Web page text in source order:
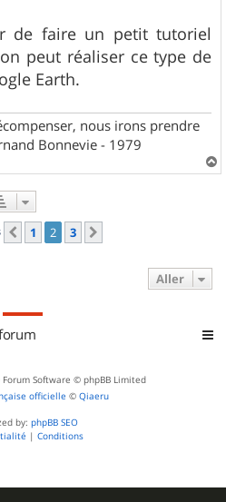
de faire un petit tutoriel
peut réaliser ce type de
Earth.
nous irons prendre
Bonnevie - 1979
a
Précédent
1 2 3
Aller
Software © phpBB Limited
officielle © Qiaeru
by: phpBB SEO
| Conditions